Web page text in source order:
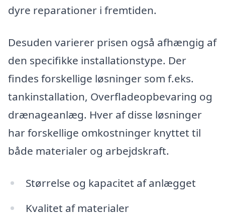
dyre reparationer i fremtiden.
Desuden varierer prisen også afhængig af
den specifikke installationstype. Der
findes forskellige løsninger som f.eks.
tankinstallation, Overfladeopbevaring og
drænageanlæg. Hver af disse løsninger
har forskellige omkostninger knyttet til
både materialer og arbejdskraft.
Størrelse og kapacitet af anlægget
Kvalitet af materialer